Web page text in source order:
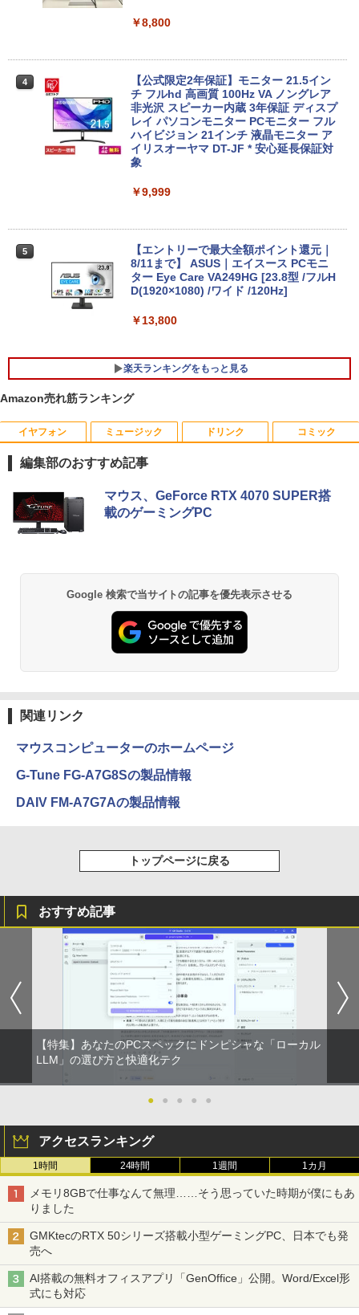
15型 Windows11 最大メモリ32GB新品S
￥16,800
MS Office 2024 H&B 搭載｜中古 Micros
oft Surface Book 2｜中古ノートパソコ
ン Windows11 Office付 13.5型｜Core i
Bカメラ 無線 Wi-Fi 顔認証 USB-C 純正
￥39,800
ショップ】[Aランク]Windows11搭載PC
付 Bluetooth HDMI端子あり カメラ内蔵
Office2021インストール済 30日間動作
VDマルチ | Win11Pro64Bit
【今だけ】全品ポイント10倍 お買い物マ
ラソン★8/4～8/11★中古パソコン デス
クトップPC hp ProDesk 600 G4 SFF C
ore i5 8500 メモリ8GB / 16GB SSD128
GB / 256GB / 512GB Windows11 Pro 6
マラソン限定15%割引＼最新Office2024
搭載／ デスクトップパソコン 新品 第13
世代 Core i7 DVDドライブ内蔵 小型 省
s11 Pro 初期設定済み デスクトップPC
￥52,800
￥8,800
4
【公式限定2年保証】モニター 21.5イン
チ フルhd 高画質 100Hz VA ノングレア
非光沢 スピーカー内蔵 3年保証 ディスプ
レイ パソコンモニター PCモニター フル
ハイビジョン 21インチ 液晶モニター ア
イリスオーヤマ DT-JF * 安心延長保証対
象
￥9,999
5
【エントリーで最大全額ポイント還元｜
8/11まで】 ASUS｜エイスース PCモニ
ター Eye Care VA249HG [23.8型 /フルH
D(1920×1080) /ワイド /120Hz]
￥13,800
楽天ランキングをもっと見る
1
【送料無料】日経エンタテインメント9月
号特別表紙版 2026年9月号 【日経エンタ
テインメント増刊】【雑誌】
￥980
￥16,798
4
[新品]のだめカンタービレ 新装版 (1-13
巻 全巻) 全巻セット
￥1,210
Amazon売れ筋ランキング
イヤフォン
Anker Soundcore P40i オフホワイト
￥5,990
Anker Soundcore P31i ブラック
￥4,990
【2026年アップグレード版】AOKIMI ワイヤ
レスイヤホン bluetooth イヤホン V12 小型
セリング 自動ペアリング Type-C充電 マイク
付き 防水 タッチ式音量調整 スポーツ/通勤/通
学/WEB会議(ホワイト)
Xiaomi シャオミ REDMI Buds 8 Lite ワイヤ
レスイヤホン Bluetooth 5.4 ノイズキャンセ
リング ANC 36時間再生
￥2,980
ミュージック
BRUCE WAYNE feat. Flo Milli, ATL Jacob
[Explicit]
BRUCE WAYNE feat. Flo Milli, ATL Jacob
￥250
On My Road (Stadium ver.)
BUGS LIFE
￥250
ドリンク
【Amazon.co.jp限定】 い・ろ・は・す 2L P
ET ラベルレス ×8本
by Amazon 天然水 ラベルレス 500ml ×24本
ウォーター ペットボトル 静岡県産 500ミリリ
ットル (Smart Basic)
by Amazon 炭酸水 ラベルレス 500ml ×24本
￥1,625
ベルレス 650mlPET×24本
￥1,653
コミック
薬屋のひとりごと 17巻 (デジタル版ビッグガ
ンガンコミックス)
異世界居酒屋「のぶ」(22) (角川コミックス・
￥832
スーパーの裏でヤニ吸うふたり 9巻 (デジタル
版ビッグガンガンコミックス)
ONE PIECE モノクロ版 115 (ジャンプコミッ
￥594
編集部のおすすめ記事
マウス、GeForce RTX 4070 SUPER搭
載のゲーミングPC
Google 検索で当サイトの記事を優先表示させる
関連リンク
マウスコンピューターのホームページ
G-Tune FG-A7G8Sの製品情報
DAIV FM-A7G7Aの製品情報
トップページに戻る
おすすめ記事
【特集】あなたのPCスペックにドンピシャな「ローカル
LLM」の選び方と快適化テク
● ● ● ● ●
アクセスランキング
1時間 24時間 1週間 1カ月
メモリ8GBで仕事なんて無理……そう思っていた時期が僕にもあ
りました
GMKtecのRTX 50シリーズ搭載小型ゲーミングPC、日本でも発
売へ
AI搭載の無料オフィスアプリ「GenOffice」公開。Word/Excel形
式にも対応